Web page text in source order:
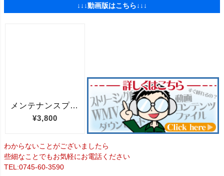
↓↓↓動画版はこちら↓↓↓
わからないことがございましたら
些細なことでもお気軽にお電話ください
TEL:0745-60-3590